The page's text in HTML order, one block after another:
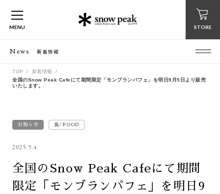
MENU STORE
News 新着情報
TOP
新着情報
全国のSnow Peak Cafeにて期間限定「モンブランパフェ」を明日9月5日より販売
いたします。
お知らせ 食/FOOD
2025.9.4
全国のSnow Peak Cafeにて期間
限定「モンブランパフェ」を明日9